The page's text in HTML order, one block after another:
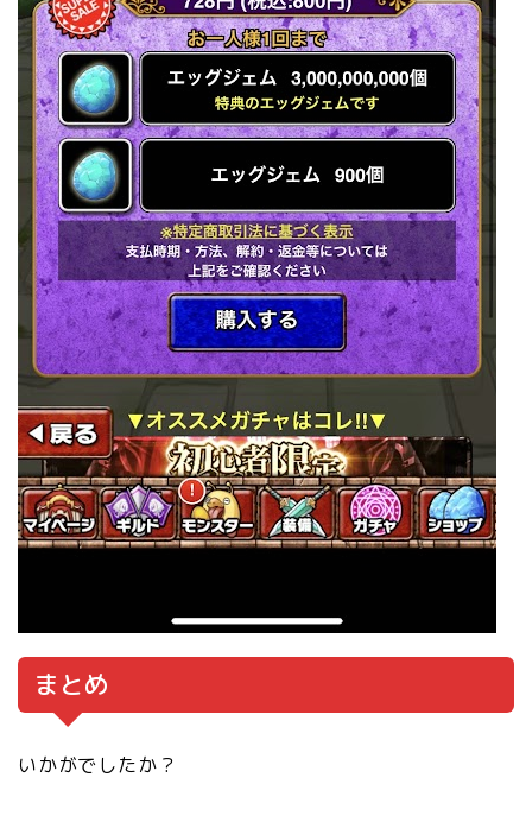
まとめ
いかがでしたか？